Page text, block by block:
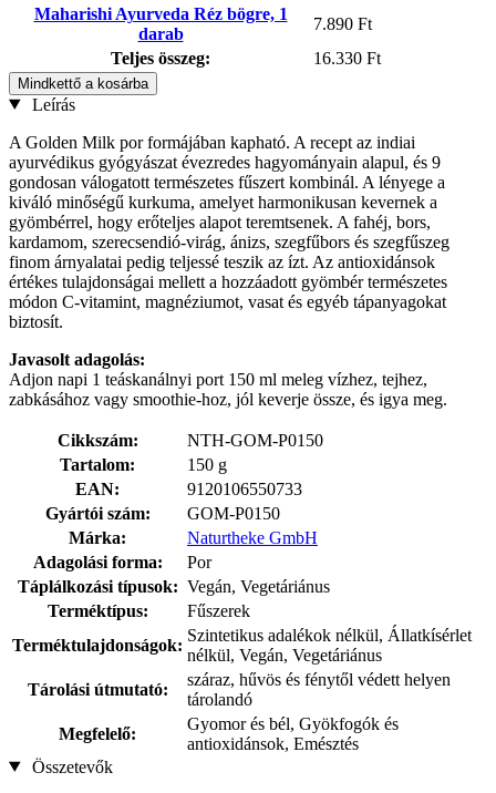
Maharishi Ayurveda Réz bögre, 1
darab
7.890 Ft
Teljes összeg:
16.330 Ft
Mindkettő a kosárba
Leírás
A Golden Milk por formájában kapható. A recept az indiai
ayurvédikus gyógyászat évezredes hagyományain alapul, és 9
gondosan válogatott természetes fűszert kombinál. A lényege a
kiváló minőségű kurkuma, amelyet harmonikusan kevernek a
gyömbérrel, hogy erőteljes alapot teremtsenek. A fahéj, bors,
kardamom, szerecsendió-virág, ánizs, szegfűbors és szegfűszeg
finom árnyalatai pedig teljessé teszik az ízt. Az antioxidánsok
értékes tulajdonságai mellett a hozzáadott gyömbér természetes
módon C-vitamint, magnéziumot, vasat és egyéb tápanyagokat
biztosít.
Javasolt adagolás:
Adjon napi 1 teáskanálnyi port 150 ml meleg vízhez, tejhez,
zabkásához vagy smoothie-hoz, jól keverje össze, és igya meg.
Cikkszám:
NTH-GOM-P0150
Tartalom:
150 g
EAN:
9120106550733
Gyártói szám:
GOM-P0150
Márka:
Naturtheke GmbH
Adagolási forma:
Por
Táplálkozási típusok: Vegán, Vegetáriánus
Terméktípus:
Fűszerek
Terméktulajdonságok:
Szintetikus adalékok nélkül, Állatkísérlet
nélkül, Vegán, Vegetáriánus
Tárolási útmutató:
száraz, hűvös és fénytől védett helyen
tárolandó
Megfelelő:
Gyomor és bél, Gyökfogók és
antioxidánsok, Emésztés
Összetevők